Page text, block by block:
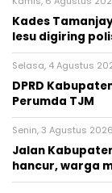
Kades
lesu digiring
Selasa, 4 Agustus
DPRD
Perumda TJM
Senin, 3 Agustus
Jalan
hancur, warga